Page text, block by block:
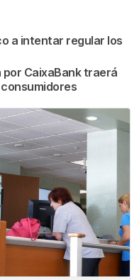
a intentar regular los
por CaixaBank traerá